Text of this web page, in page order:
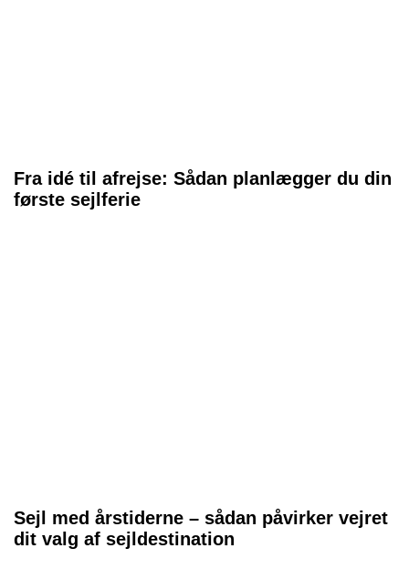
Fra idé til afrejse: Sådan planlægger du din
første sejlferie
Sejl med årstiderne – sådan påvirker vejret
dit valg af sejldestination